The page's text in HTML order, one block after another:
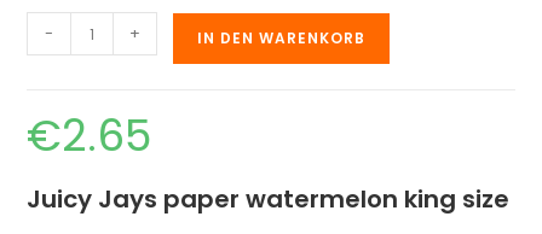
- + IN DEN WARENKORB
€2.65
Juicy Jays paper watermelon king size